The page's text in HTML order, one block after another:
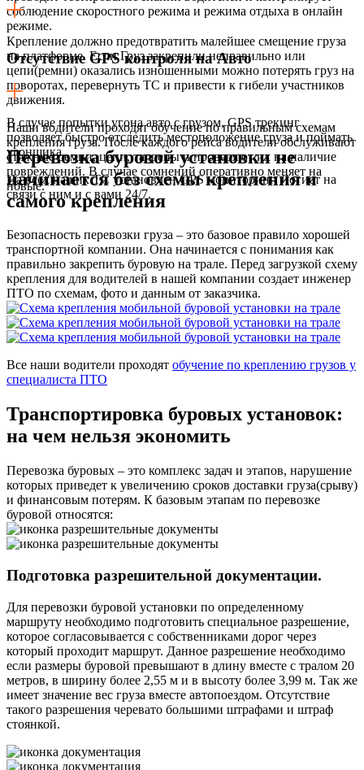
соблюдение скоростного режима и режима отдыха в онлайн
режиме.
Крепление должно предотвратить малейшее смещение груза
на платформе. Если Груз закрепили неправильно или
цепи(ремни) оказались изношенными можно потерять груз на
поворотах, перевернуть ТС и привести к гибели участников
движения.
Наши водители проходят обучение по правильным схемам
крепления груза. После каждого рейса водители обслуживают
стяжные ремни, цепи, талрепы и проверяют их на наличие
повреждений. В случае сомнений оперативно меняет на
новые.
Отсутствие GPS контроля на Авто
В случае попытки угона авто с грузом, GPS трекинг
позволяет быстро отследить местоположение груза и поймать
угонщика.
На всех наших ТС установлен GPS мониторинг. Логист на
связи с ним и с вами 24/7.
Перевозка буровой установки не
начинается без схемы крепления и
самого крепления
Безопасность перевозки груза – это базовое правило хорошей
транспортной компании. Она начинается с понимания как
правильно закрепить буровую на трале. Перед загрузкой схему
крепления для водителей в нашей компании создает инженер
ПТО по схемам, фото и данным от заказчика.
Все наши водители проходят обучение по креплению грузов у
специалиста ПТО
Транспортировка буровых установок:
на чем нельзя экономить
Перевозка буровых – это комплекс задач и этапов, нарушение
которых приведет к увеличению сроков доставки груза(срыву)
и финансовым потерям. К базовым этапам по перевозке
буровой относятся:
Подготовка разрешительной документации.
Для перевозки буровой установки по определенному
маршруту необходимо подготовить специальное разрешение,
которое согласовывается с собственниками дорог через
который проходит маршрут. Данное разрешение необходимо
если размеры буровой превышают в длину вместе с тралом 20
метров, в ширину более 2,55 м и в высоту более 3,99 м. Так же
имеет значение вес груза вместе автопоездом. Отсутствие
такого разрешения черевато большими штрафами и штраф
стоянкой.